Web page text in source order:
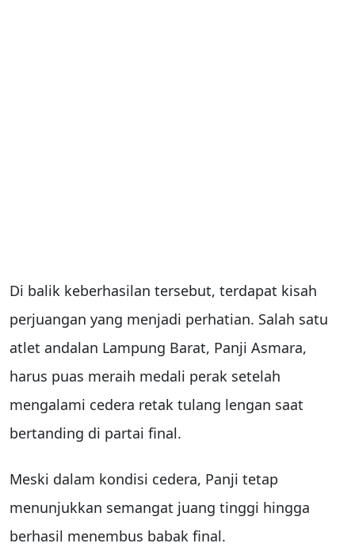
Di balik keberhasilan tersebut, terdapat kisah
perjuangan yang menjadi perhatian. Salah satu
atlet andalan Lampung Barat, Panji Asmara,
harus puas meraih medali perak setelah
mengalami cedera retak tulang lengan saat
bertanding di partai final.
Meski dalam kondisi cedera, Panji tetap
menunjukkan semangat juang tinggi hingga
berhasil menembus babak final.